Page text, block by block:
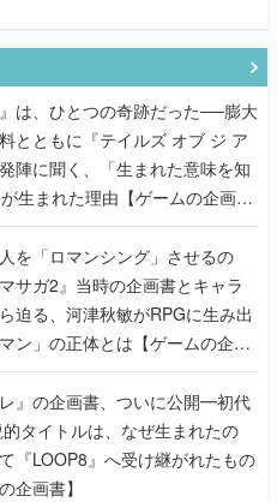
』は、ひとつの奇跡だった──膨大
とともに『テイルズ オブ ジ ア
陣に聞く、「生まれた意味を知
生まれた理由【ゲームの企画
を「ロマンシング」させるの
サガ2』当時の企画書とキャラ
迫る、河津秋敏がRPGに生み出
ン」の正体とは【ゲームの企画
レ』の企画書、ついに公開━初代
タイトルは、なぜ生まれたの
『LOOP8』へ受け継がれたもの
企画書】